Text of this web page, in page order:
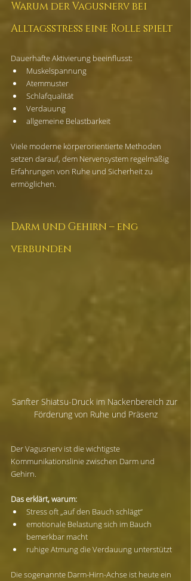
Warum der Vagusnerv bei
Alltagsstress eine Rolle spielt
Dauerhafte Aktivierung beeinflusst:
Muskelspannung
Atemmuster
Schlafqualität
Verdauung
allgemeine Belastbarkeit
Viele moderne körperorientierte Methoden
setzen darauf, dem Nervensystem regelmäßig
Erfahrungen von Ruhe und Sicherheit zu
ermöglichen.
Darm und Gehirn – eng
verbunden
Sanfter Shiatsu-Druck im Nackenbereich zur
Förderung von Ruhe und Präsenz
Der Vagusnerv ist die wichtigste
Kommunikationslinie zwischen Darm und
Gehirn.
Das erklärt, warum:
Stress oft „auf den Bauch schlägt“
emotionale Belastung sich im Bauch
bemerkbar macht
ruhige Atmung die Verdauung unterstützt
Die sogenannte Darm-Hirn-Achse ist heute ein